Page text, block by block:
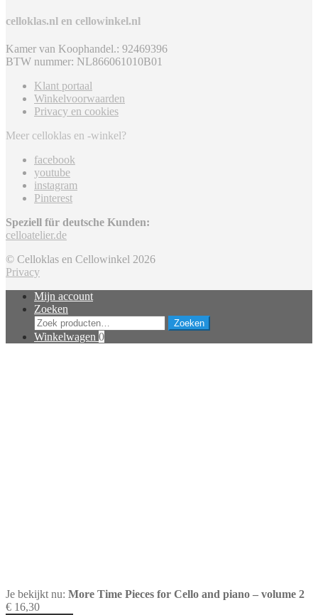
celloklas.nl en cellowinkel.nl
Kamer van Koophandel.: 92469396
BTW nummer: NL866061010B01
Klant portaal
Winkelvoorwaarden
Privacy en cookies
Meer celloklas en -winkel?
facebook
youtube
instagram
Pinterest
Speziell für deutsche Kunden:
celloatelier.de
© Celloklas en Cellowinkel 2026
Privacy
Mijn account
Zoeken
Zoeken
naar:
Zoeken
Winkelwagen 0
Je bekijkt nu: More Time Pieces for Cello and piano – volume 2
€ 16,30